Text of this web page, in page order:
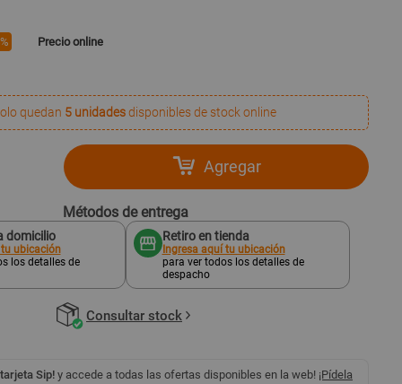
Precio online
quedan 5 unidadesdisponibles de stock online
Agregar
Métodos de entrega
domicilio
ubicación
los detalles de
Retiro en tienda
Ingresa aquí tu ubicación
para ver todos los detalles de
despacho
Consultar stock
Sip! y accede a todas las ofertas disponibles en la web! ¡Pídela